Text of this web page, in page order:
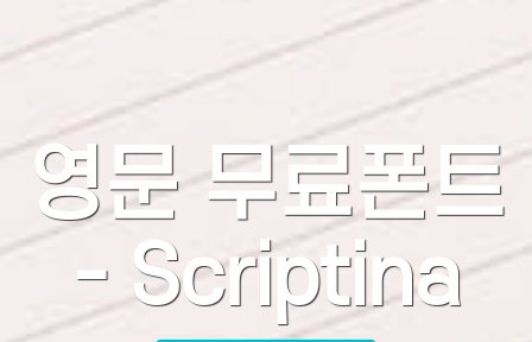
영문 무료폰트
- Scriptina